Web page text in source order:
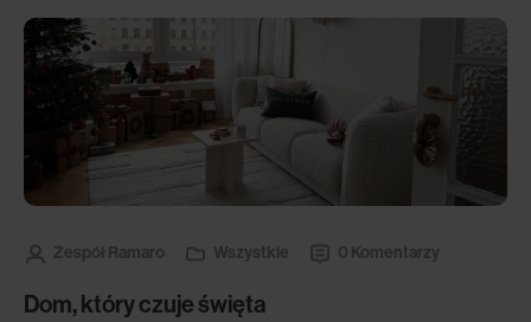
Zespół Ramaro Wszystkie 0 Komentarzy
Dom, który czuje święta